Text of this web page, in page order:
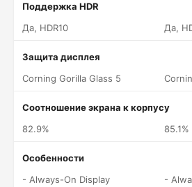
Поддержка HDR
Да, HDR10
Да,
Защита дисплея
Corning Gorilla Glass 5
Соотношение экрана к корпусу
82.9%
85.1%
Особенности
- Always-On Display
-